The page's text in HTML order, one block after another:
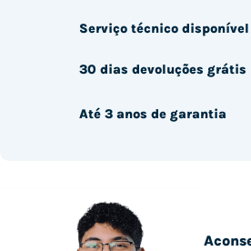
Serviço técnico disponível
30 dias devoluções grátis
Até 3 anos de garantia